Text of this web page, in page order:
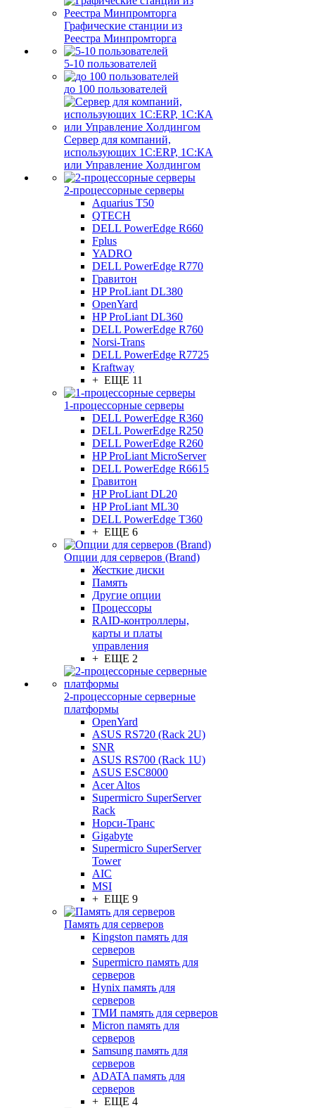
Графические станции из
Реестра Минпромторга
5-10 пользователей
до 100 пользователей
Сервер для компаний,
использующих 1C:ERP, 1С:КА
или Управление Холдингом
2-процессорные серверы
Aquarius T50
QTECH
DELL PowerEdge R660
Fplus
YADRO
DELL PowerEdge R770
Гравитон
HP ProLiant DL380
OpenYard
HP ProLiant DL360
DELL PowerEdge R760
Norsi-Trans
DELL PowerEdge R7725
Kraftway
+ ЕЩЕ 11
1-процессорные серверы
DELL PowerEdge R360
DELL PowerEdge R250
DELL PowerEdge R260
HP ProLiant MicroServer
DELL PowerEdge R6615
Гравитон
HP ProLiant DL20
HP ProLiant ML30
DELL PowerEdge T360
+ ЕЩЕ 6
Опции для серверов (Brand)
Жесткие диски
Память
Другие опции
Процессоры
RAID-контроллеры,
карты и платы
управления
+ ЕЩЕ 2
2-процессорные серверные
платформы
OpenYard
ASUS RS720 (Rack 2U)
SNR
ASUS RS700 (Rack 1U)
ASUS ESC8000
Acer Altos
Supermicro SuperServer
Rack
Норси-Транс
Gigabyte
Supermicro SuperServer
Tower
AIC
MSI
+ ЕЩЕ 9
Память для серверов
Kingston память для
серверов
Supermicro память для
серверов
Hynix память для
серверов
ТМИ память для серверов
Micron память для
серверов
Samsung память для
серверов
ADATA память для
серверов
+ ЕЩЕ 4